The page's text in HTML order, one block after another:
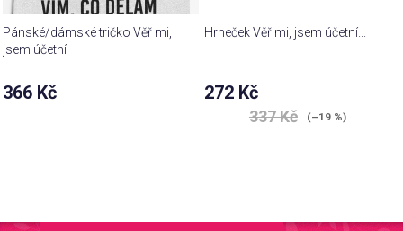
Pánské/dámské tričko Věř mi,
jsem účetní
366 Kč
Hrneček Věř mi, jsem účetní...
272 Kč
337 Kč (–19 %)